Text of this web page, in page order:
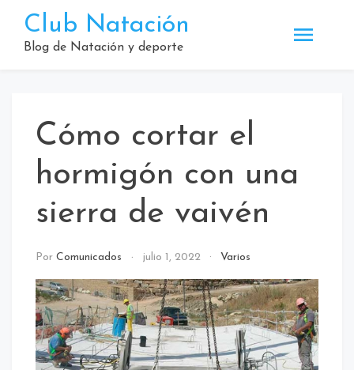
contenido
Club Natación
Blog de Natación y deporte
Cómo cortar el
hormigón con una
sierra de vaivén
Por Comunicados julio 1, 2022 Varios